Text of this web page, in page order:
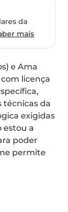
da
mais
e Ama
licença
técnicas da
exigidas
estou a
poder
permite